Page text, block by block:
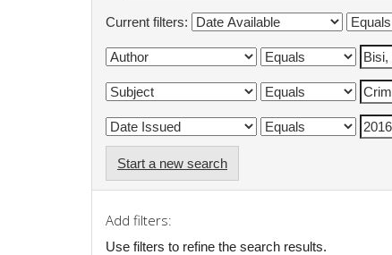
Current filters:
Start a new search
Add filters:
Use filters to refine the search results.